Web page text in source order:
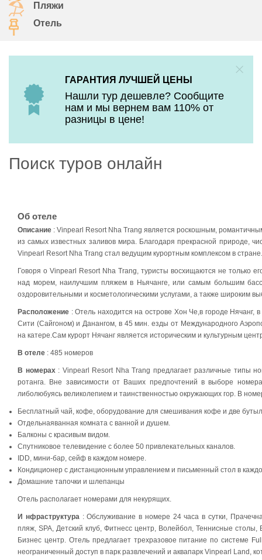
Пляжи
Отель
ГАРАНТИЯ ЛУЧШЕЙ ЦЕНЫ
Нашли тур дешевле? Сообщите
нам и мы вернем вам 110% от
разницы в цене!
Поиск туров онлайн
Об отеле
Описание : Vinpearl Resort Nha Trang является роскошным,
из самых известных заливов мира. Благодаря прекрасной природе,
Vinpearl Resort Nha Trang стал ведущим курортным комплексом в стране.
Говоря о Vinpearl Resort Nha Trang, туристы восхищаются не только
над морем, наилучшим пляжем в Ньячанге, или самым большим
оздоровительными и косметологическими услугами, а также широким
Расположение : Отель находится на острове Хон Че,в городе
Сити (Сайгоном) и Данангом, в 45 мин. езды от Международного
на катере.Сам курорт Нячанг является историческим и культурным
В отеле : 485 номеров
В номерах: Vinpearl Resort Nha Trang предлагает различные типы
ротанга. Вне зависимости от Ваших предпочтений в выборе
либолюбуясь великолепием и таинственностью окружающих гор. В
Бесплатный чай, кофе, оборудование для смешивания кофе и две
Отдельнаяванная комната с ванной и душем.
Балконы с красивым видом.
Спутниковое телевидение с более 50 привлекательных каналов.
IDD, мини-бар, сейф в каждом номере.
Кондиционер с дистанционным управлением и письменный стол в
Домашние тапочки и шлепанцы
Отель располагает номерами для некурящих.
И нфраструктура: Обслуживание в номере 24 часа в сутки,
пляж, SPA, Детский клуб, Фитнесс центр, Волейбол, Теннисные
Бизнес центр. Отель предлагает трехразовое питание по системе
неограниченный доступ в парк развлечений и аквапарк Vinpearl Land,